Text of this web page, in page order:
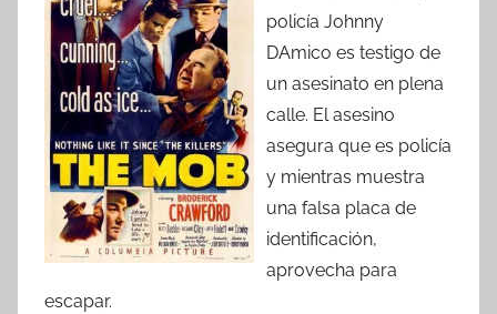
policía Johnny
DAmico es testigo de
un asesinato en plena
calle. El asesino
asegura que es policía
y mientras muestra
una falsa placa de
identificación,
aprovecha para
escapar.